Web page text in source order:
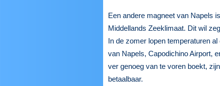
Een andere magneet van Napels
Middellands Zeeklimaat. Dit wil
In de zomer lopen temperaturen
van Napels, Capodichino Airport,
ver genoeg van te voren boekt,
betaalbaar.